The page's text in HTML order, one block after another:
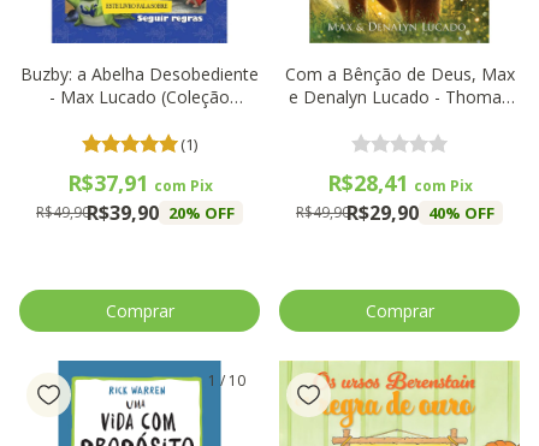
Buzby: a Abelha Desobediente
- Max Lucado (Coleção
Nelson
(1)
R$39,90
R$49,90 20% OFF
R$37,91 com Pix
Com a Bênção de Deus, Max
e Denalyn Lucado - Thomas
R$29,90
R$49,90 40% OFF
R$28,41 com Pix
1 / 10